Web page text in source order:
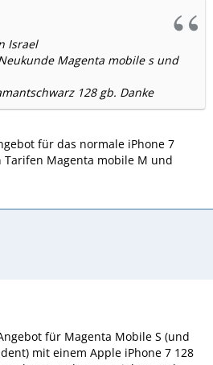
Israel
Magenta mobile s und
128 gb. Danke
für das normale iPhone 7
Tarifen Magenta mobile M und
für Magenta Mobile S (und
mit einem Apple iPhone 7 128